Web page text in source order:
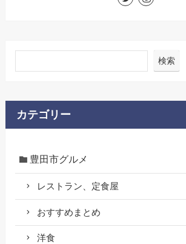
検索
カテゴリー
豊田市グルメ
レストラン、定食屋
おすすめまとめ
洋食